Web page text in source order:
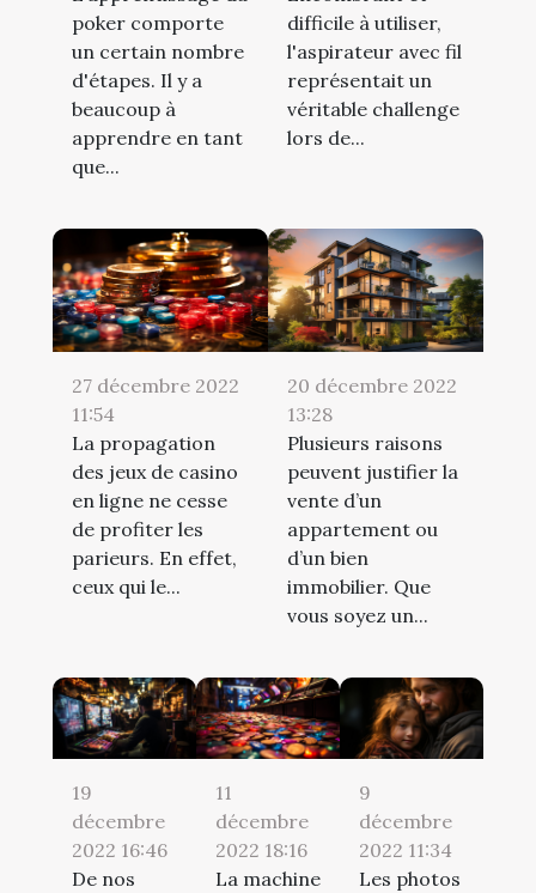
poker comporte
un certain nombre
d'étapes. Il y a
beaucoup à
apprendre en tant
que...
difficile à utiliser,
l'aspirateur avec fil
représentait un
véritable challenge
lors de...
27 décembre 2022
11:54
La propagation
des jeux de casino
en ligne ne cesse
de profiter les
parieurs. En effet,
ceux qui le...
20 décembre 2022
13:28
Plusieurs raisons
peuvent justifier la
vente d’un
appartement ou
d’un bien
immobilier. Que
vous soyez un...
19
décembre
2022 16:46
De nos
11
décembre
2022 18:16
La machine
9
décembre
2022 11:34
Les photos